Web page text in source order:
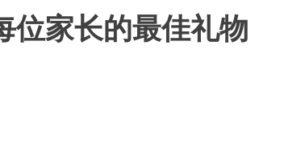
位家长的最佳礼物